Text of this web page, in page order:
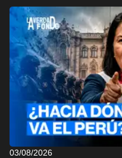
03/08/2026